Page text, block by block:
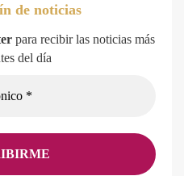
de noticias
para recibir las noticias más
del día